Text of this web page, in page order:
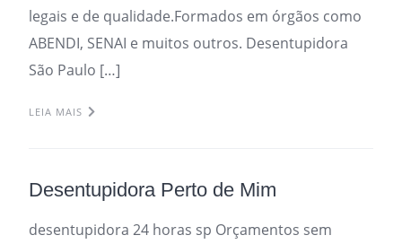
legais e de qualidade.Formados em órgãos como
ABENDI, SENAI e muitos outros. Desentupidora
São Paulo […]
LEIA MAIS
Desentupidora Perto de Mim
desentupidora 24 horas sp Orçamentos sem